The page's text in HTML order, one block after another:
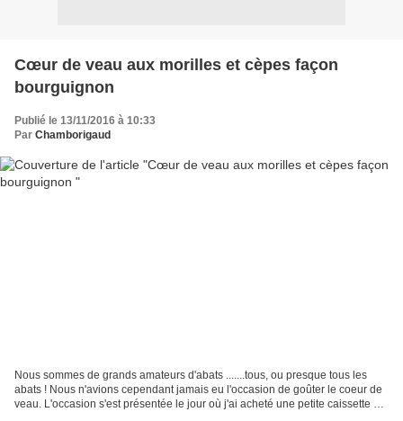
Cœur de veau aux morilles et cèpes façon
bourguignon
Publié le 13/11/2016 à 10:33
Par Chamborigaud
Nous sommes de grands amateurs d'abats .......tous, ou presque tous les
abats ! Nous n'avions cependant jamais eu l'occasion de goûter le coeur de
veau. L'occasion s'est présentée le jour où j'ai acheté une petite caissette de